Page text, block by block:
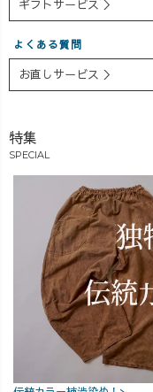
#uzuirocode
いろ #ウズイロ #
ナチュラルコー
デ #大人コーデ #
ダル #染め #草木
染め #藍染 #柿渋
植物染料 #抹茶
ギフトサービス ＞
よくある質問
お直しサービス ＞
特集
SPECIAL